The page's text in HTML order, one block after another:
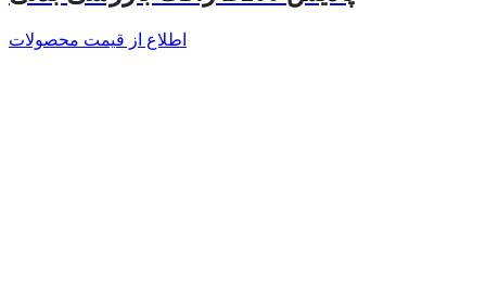
اطلاع از قیمت محصولات